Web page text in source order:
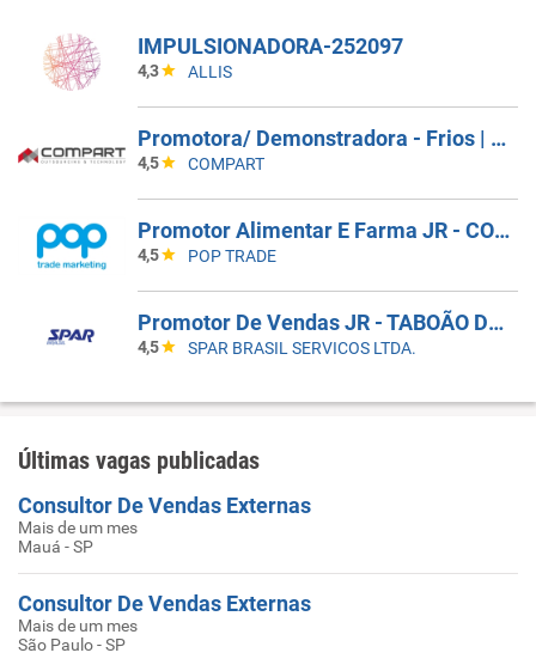
IMPULSIONADORA-252097
4,3 ALLIS
Promotora/ Demonstradora - Frios | Jacareí (SP)
4,5 COMPART
Promotor Alimentar E Farma JR - COBERTURA DE AFASTAMENTO _ GUARULHOS_SP
4,5 POP TRADE
Promotor De Vendas JR - TABOÃO DA SERRA - COBERTURA DE FERIAS
4,5 SPAR BRASIL SERVICOS LTDA.
Últimas vagas publicadas
Consultor De Vendas Externas
Mais de um mes
Mauá - SP
Consultor De Vendas Externas
Mais de um mes
São Paulo - SP